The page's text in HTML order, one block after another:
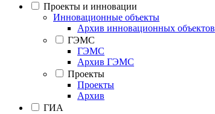
Проекты и инновации
Инновационные объекты
Архив инновационных объектов
ГЭМС
ГЭМС
Архив ГЭМС
Проекты
Проекты
Архив
ГИА